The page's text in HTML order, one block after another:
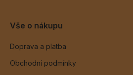
Vše o nákupu
Doprava a platba
Obchodní podmínky